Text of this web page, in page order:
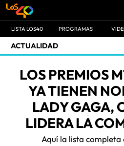
LISTA LOS40 PROGRAMAS
ACTUALIDAD
LOS PREMIOS
YA TIENEN
LADY GAGA,
LIDERA LA
Aquí la lista completa